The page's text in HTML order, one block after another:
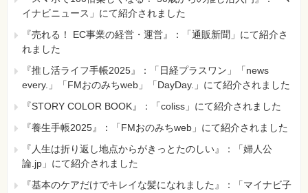
イナビニュース」にて紹介されました
『売れる！ EC事業の経営・運営』：「通販新聞」にて紹介さ
れました
『推し活ライフ手帳2025』：「日経プラスワン」「news
every.」「FMおのみちweb」「DayDay.」にて紹介されました
『STORY COLOR BOOK』：「coliss」にて紹介されました
『養生手帳2025』：「FMおのみちweb」にて紹介されました
『人生は折り返し地点からがきっとたのしい』：「婦人公
論.jp」にて紹介されました
『基本のケアだけでキレイな髪になれました』：「マイナビ子